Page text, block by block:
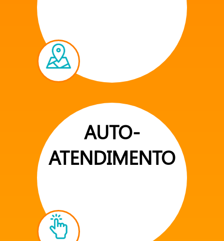
AUTO-
ATENDIMENTO